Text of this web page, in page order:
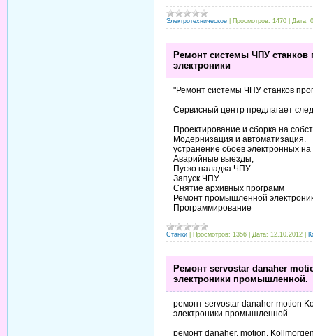
Электротехническое Просмотров: 1470 Дата:
Ремонт системы ЧПУ станков
электроники
"Ремонт системы ЧПУ станков
Сервисный центр предлагает
Проектирование и сборка на
Модернизация и автоматизация.
устранение сбоев электронных
Аварийные выезды,
Пуско наладка ЧПУ
Запуск ЧПУ
Снятие архивных программ
Ремонт промышленной
Программирование
Станки Просмотров: 1356 Дата: 12.10.2012
Ремонт servostar danaher
электроники промышленной.
ремонт servostar danaher motion
электроники промышленной
ремонт danaher, motion,